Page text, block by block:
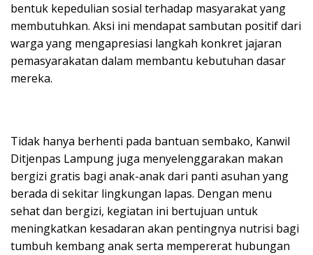
bentuk kepedulian sosial terhadap masyarakat yang
membutuhkan. Aksi ini mendapat sambutan positif dari
warga yang mengapresiasi langkah konkret jajaran
pemasyarakatan dalam membantu kebutuhan dasar
mereka.
Tidak hanya berhenti pada bantuan sembako, Kanwil
Ditjenpas Lampung juga menyelenggarakan makan
bergizi gratis bagi anak-anak dari panti asuhan yang
berada di sekitar lingkungan lapas. Dengan menu
sehat dan bergizi, kegiatan ini bertujuan untuk
meningkatkan kesadaran akan pentingnya nutrisi bagi
tumbuh kembang anak serta mempererat hubungan